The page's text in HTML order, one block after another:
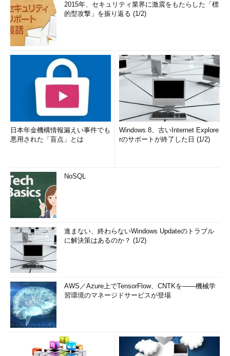
2015年、セキュリティ業界に激震をもたらした「標
的型攻撃」を振り返る (1/2)
日本年金機構情報漏えい事件でも
悪用された「盲点」とは
Windows 8、古いInternet Explore
rのサポートが終了した日 (1/2)
NoSQL
進まない、終わらないWindows Updateのトラブル
に解決策はあるのか？ (1/2)
AWS／Azure上でTensorFlow、CNTKを――機械学
習環境のマネージドサービスが登場